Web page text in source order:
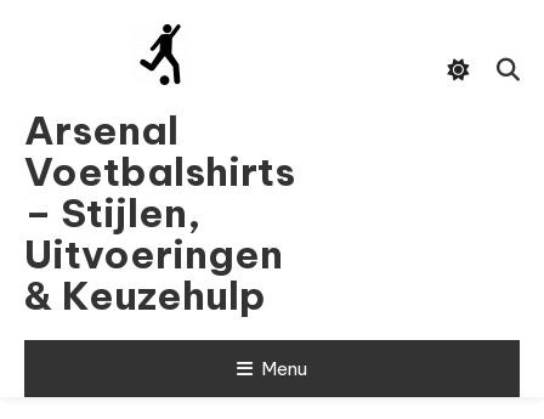
Arsenal
Voetbalshirts
– Stijlen,
Uitvoeringen
& Keuzehulp
Menu